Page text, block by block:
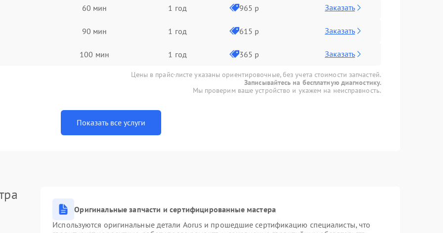
60 мин 1 год 965 р Заказать
90 мин 1 год 615 р Заказать
100 мин 1 год 365 р Заказать
Цены в прайс-листе указаны ориентировочные, без учета стоимости запчастей.
Записывайтесь на бесплатную диагностику.
Мы проверим ваше устройство и укажем на неисправность.
Показать все услуги
Оригинальные запчасти и сертифицированные мастера
Используются оригинальные детали Aorus и прошедшие сертификацию специалисты, что